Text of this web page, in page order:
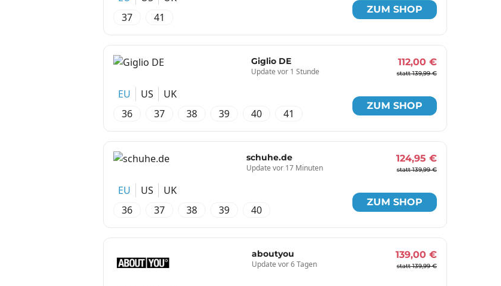
37
41
ZUM SHOP
Giglio DE
Update vor 1 Stunde
112,00 €
statt 139,99 €
EU US
UK
36
37 38 39 40 41
ZUM SHOP
schuhe.de
Update vor 17 Minuten
124,95 €
statt 139,99 €
EU US
UK
36
37 38 39 40
ZUM SHOP
aboutyou
Update vor 6 Tagen
139,00 €
statt 139,99 €